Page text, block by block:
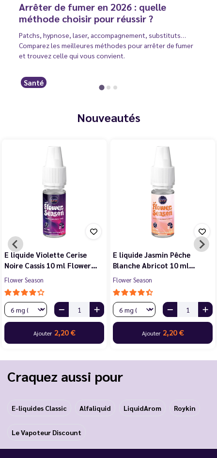
Arrêter de fumer en 2026 : quelle
méthode choisir pour réussir ?
Patchs, hypnose, laser, accompagnement, substituts…
Comparez les meilleures méthodes pour arrêter de fumer
et trouvez celle qui vous convient.
Santé
Nouveautés
E liquide Violette Cerise
Noire Cassis 10 ml Flower…
Flower Season
Ajouter 2,20 €
E liquide Jasmin Pêche
Blanche Abricot 10 ml…
Flower Season
Ajouter 2,20 €
Craquez aussi pour
E-liquides Classic Alfaliquid LiquidArom Roykin
Le Vapoteur Discount